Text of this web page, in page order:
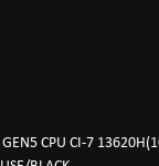
GEN5 CPU CI-7